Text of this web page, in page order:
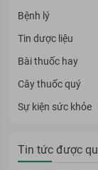
Bệnh lý
Tin dược liệu
Bài thuốc hay
Cây thuốc quý
Sự kiện sức khỏe
Tin tức được